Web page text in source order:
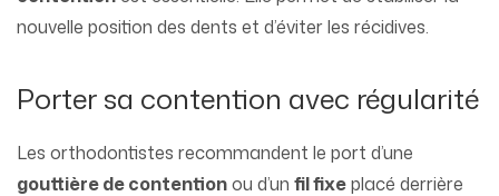
nouvelle position des dents et d’éviter les récidives.
Porter sa contention avec régularité
Les orthodontistes recommandent le port d’une
gouttière de contentionou d’un fil fixeplacé derrière